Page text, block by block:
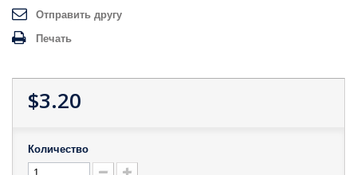
Отправить другу
Печать
$3.20
Количество